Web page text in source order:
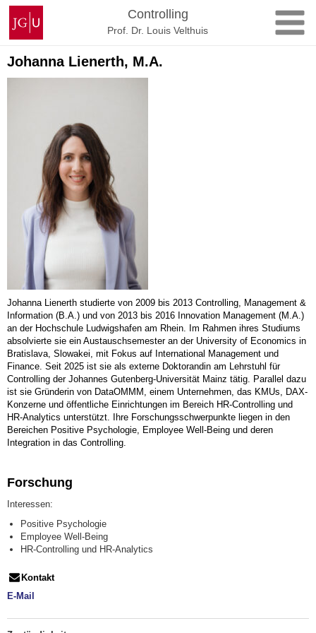
Zum
Inhalt
springen
Johannes
Gutenberg-
Universität
Mainz
Controlling
Prof. Dr. Louis Velthuis
Johanna Lienerth, M.A.
Johanna Lienerth studierte von 2009 bis 2013 Controlling, Management &
Information (B.A.) und von 2013 bis 2016 Innovation Management (M.A.)
an der Hochschule Ludwigshafen am Rhein. Im Rahmen ihres Studiums
absolvierte sie ein Austauschsemester an der University of Economics in
Bratislava, Slowakei, mit Fokus auf International Management und
Finance. Seit 2025 ist sie als externe Doktorandin am Lehrstuhl für
Controlling der Johannes Gutenberg-Universität Mainz tätig. Parallel dazu
ist sie Gründerin von DataOMMM, einem Unternehmen, das KMUs, DAX-
Konzerne und öffentliche Einrichtungen im Bereich HR-Controlling und
HR-Analytics unterstützt. Ihre Forschungsschwerpunkte liegen in den
Bereichen Positive Psychologie, Employee Well-Being und deren
Integration in das Controlling.
Forschung
Interessen:
Positive Psychologie
Employee Well-Being
HR-Controlling und HR-Analytics
Kontakt
E-Mail